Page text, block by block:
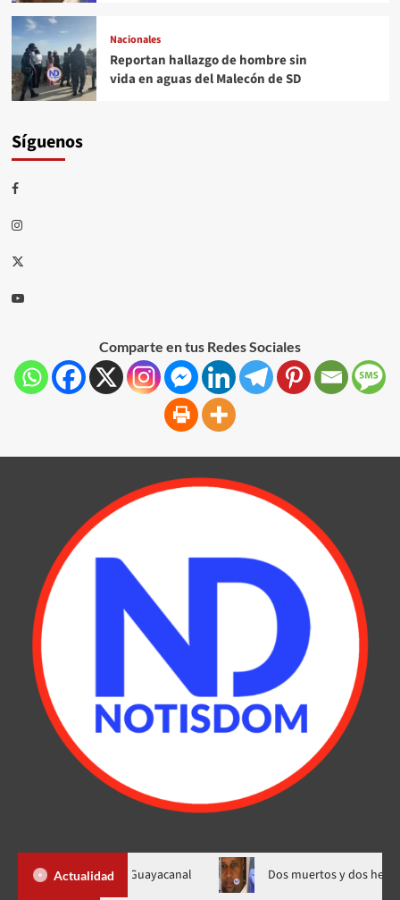
Nacionales
Reportan hallazgo de hombre sin
vida en aguas del Malecón de SD
Síguenos
Comparte en tus Redes Sociales
Actualidad
escolar en Guayacanal Dos muertos y dos heridos